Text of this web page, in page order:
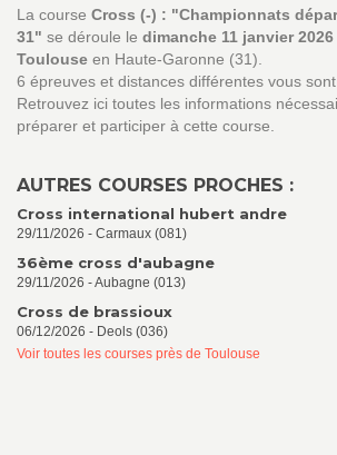
La course Cross (-) : "Championnats
31" se déroule le dimanche 11 janvier 2026
Toulouse en Haute-Garonne (31).
6 épreuves et distances différentes vous
Retrouvez ici toutes les informations
préparer et participer à cette course.
AUTRES COURSES PROCHES :
Cross international hubert andre
29/11/2026 - Carmaux (081)
36ème cross d'aubagne
29/11/2026 - Aubagne (013)
Cross de brassioux
06/12/2026 - Deols (036)
Voir toutes les courses près de Toulouse